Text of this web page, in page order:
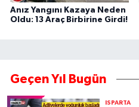
Anız Yangını Kazaya Neden
Oldu: 13 Araç Birbirine Girdi!
Geçen Yıl Bugün
ISPARTA